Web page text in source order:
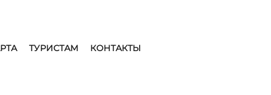
ТУРИСТАМ КОНТАКТЫ